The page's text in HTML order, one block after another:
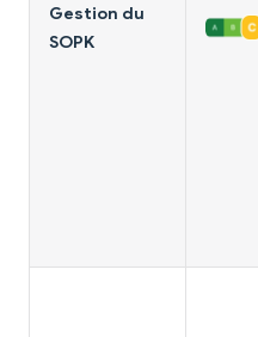
Gestion du
SOPK